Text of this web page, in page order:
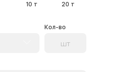
10 т 20 т
Кол-во